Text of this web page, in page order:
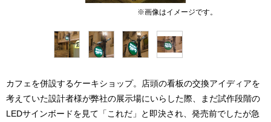
カフェを併設するケーキショップ。店頭の看板の交換アイディアを
考えていた設計者様が弊社の展示場にいらした際、まだ試作段階の
LEDサインボードを見て「これだ」と即決され、発売前でしたが急